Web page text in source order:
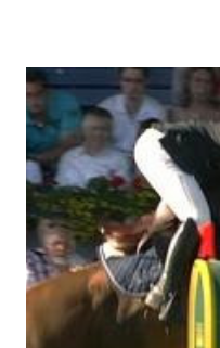
POWER - MILLAR 5
HERO -LEJAUNE 7 MO
BREEN 9 JALLA DE
NOVEL -PHILIPPAERTS
CLUB LADY -
LORENZO -AHLMANN 5
TOPINAMBOUR -
INTERTOY Z - BRASH 9
DI CAMPALTO -